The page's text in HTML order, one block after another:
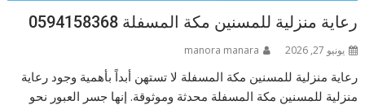
رعاية منزلية للمسنين مكة المسفلة 0594158368
يونيو 27, 2026 manora manara
رعاية منزلية للمسنين مكة المسفلة لا تستهن أبداً بأهمية وجود رعاية
منزلية للمسنين مكة المسفلة محدثة وموثوقة. إنها جسر العبور نحو